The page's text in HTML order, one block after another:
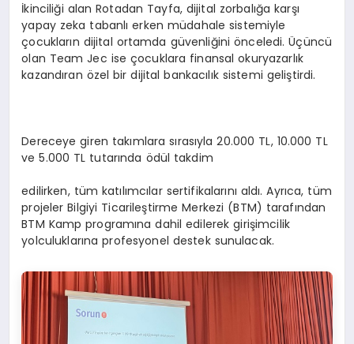
İkinciliği alan Rotadan Tayfa, dijital zorbalığa karşı
yapay zeka tabanlı erken müdahale sistemiyle
çocukların dijital ortamda güvenliğini önceledi. Üçüncü
olan Team Jec ise çocuklara finansal okuryazarlık
kazandıran özel bir dijital bankacılık sistemi geliştirdi.
Dereceye giren takımlara sırasıyla 20.000 TL, 10.000 TL
ve 5.000 TL tutarında ödül takdim
edilirken, tüm katılımcılar sertifikalarını aldı. Ayrıca, tüm
projeler Bilgiyi Ticarileştirme Merkezi (BTM) tarafından
BTM Kamp programına dahil edilerek girişimcilik
yolculuklarına profesyonel destek sunulacak.